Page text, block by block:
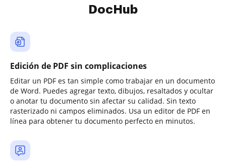
DocHub
Edición de PDF sin complicaciones
Editar un PDF es tan simple como trabajar en un documento
de Word. Puedes agregar texto, dibujos, resaltados y ocultar
o anotar tu documento sin afectar su calidad. Sin texto
rasterizado ni campos eliminados. Usa un editor de PDF en
línea para obtener tu documento perfecto en minutos.